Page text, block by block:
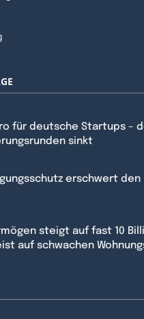
für deutsche Startups –
sinkt
erschwert den
steigt auf fast 10
auf schwachen